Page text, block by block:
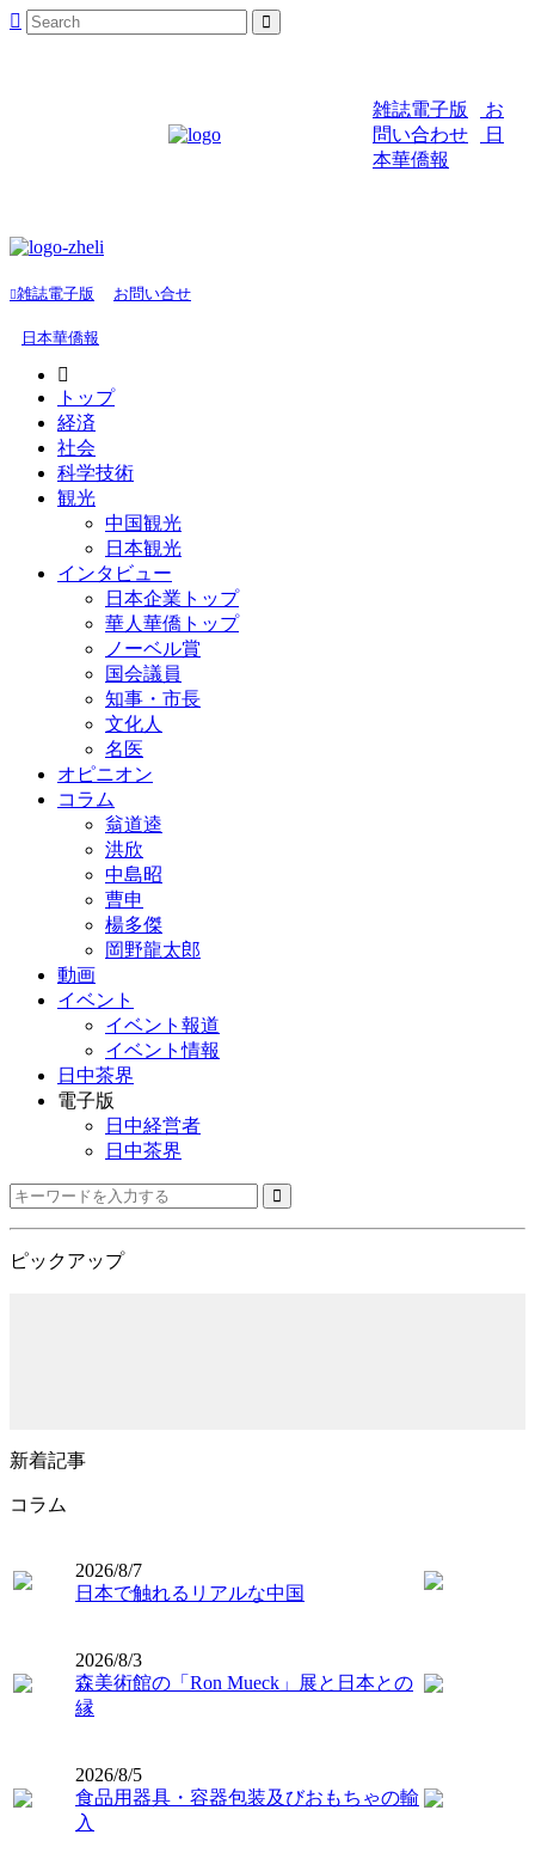
雑誌電子版
お
問い合わせ
日
本華僑報
雑誌電子版 お問い合せ
日本華僑報
トップ
経済
社会
科学技術
観光
中国観光
日本観光
インタビュー
日本企業トップ
華人華僑トップ
ノーベル賞
国会議員
知事・市長
文化人
名医
オピニオン
コラム
翁道逵
洪欣
中島昭
曹申
楊多傑
岡野龍太郎
動画
イベント
イベント報道
イベント情報
日中茶界
電子版
日中経営者
日中茶界
ピックアップ
新着記事
コラム
2026/8/7
日本で触れるリアルな中国
2026/8/3
森美術館の「Ron Mueck」展と日本との
縁
2026/8/5
食品用器具・容器包装及びおもちゃの輸
入